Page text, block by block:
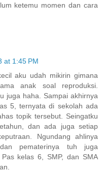
ketemu momen dan cara
at 1:45 PM
aku udah mikirin gimana
anak soal reproduksi.
juga haha. Sampai akhirnya
5, ternyata di sekolah ada
topik tersebut. Seingatku
dan ada juga setiap
Ngundang ahlinya
pematerinya tuh juga
kelas 6, SMP, dan SMA